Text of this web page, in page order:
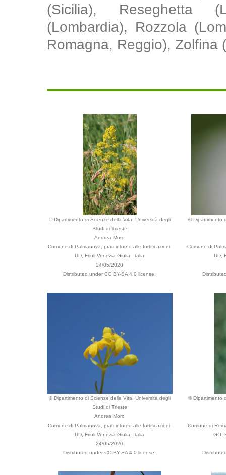
(Sicilia), Reseghetta
(Lombardia), Rozzola
Romagna, Reggio), Zolfina
© Dipartimento di Scienze della Vita, Università degli
Studi di Trieste
Andrea Moro
Comune di Palmanova, prati intorno alle fortificazioni,
UD, Friuli Venezia Giulia, Italia
24/05/2020
Distributed under CC BY-SA 4.0 license.
© Dipartimento
Comune di
UD,
© Dipartimento di Scienze della Vita, Università degli
Studi di Trieste
Andrea Moro
Comune di Palmanova, prati intorno alle fortificazioni,
UD, Friuli Venezia Giulia, Italia
24/05/2020
Distributed under CC BY-SA 4.0 license.
© Dipartimento
Comune di
GO,